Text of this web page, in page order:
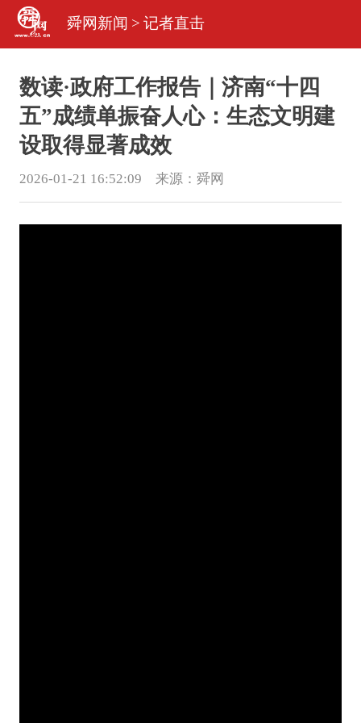
舜网新闻 > 记者直击
数读·政府工作报告｜济南“十四
五”成绩单振奋人心：生态文明建
设取得显著成效
2026-01-21 16:52:09 来源： 舜网